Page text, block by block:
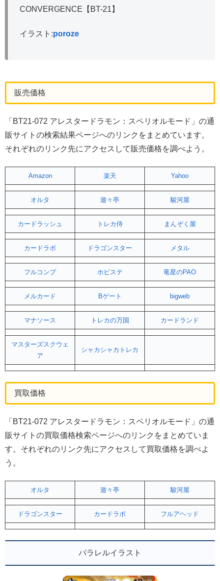
CONVERGENCE【BT-21】
イラスト:poroze
販売価格
「BT21-072 アレスタードラモン：スペリオルモード」の通
販サイトの検索結果ページへのリンクをまとめています。
それぞれのリンク先にアクセスして販売価格を調べよう。
Amazon 楽天 Yahoo
オルタ 遊々亭 駿河屋
カードラッシュ トレカ侍 まんぞく屋
カードラボ ドラゴンスター メタル
フルコンプ ホビステ 竜星のPAO
メルカード Bゲート bigweb
マナソース トレカの万国 カードランド
マスターズスクウェ
ア
シャカシャカトレカ
買取価格
「BT21-072 アレスタードラモン：スペリオルモード」の通
販サイトの買取価格検索ページへのリンクをまとめていま
す。それぞれのリンク先にアクセスして買取価格を調べよ
う。
オルタ 遊々亭 駿河屋
ドラゴンスター カードラボ フルアヘッド
パラレルイラスト